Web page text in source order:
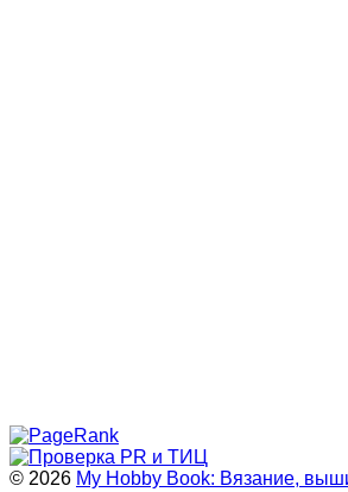
© 2026 My Hobby Book: Вязание,